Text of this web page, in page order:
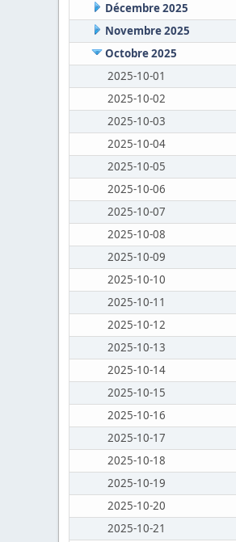
Décembre 2025
Novembre 2025
Octobre 2025
2025-10-01
2025-10-02
2025-10-03
2025-10-04
2025-10-05
2025-10-06
2025-10-07
2025-10-08
2025-10-09
2025-10-10
2025-10-11
2025-10-12
2025-10-13
2025-10-14
2025-10-15
2025-10-16
2025-10-17
2025-10-18
2025-10-19
2025-10-20
2025-10-21